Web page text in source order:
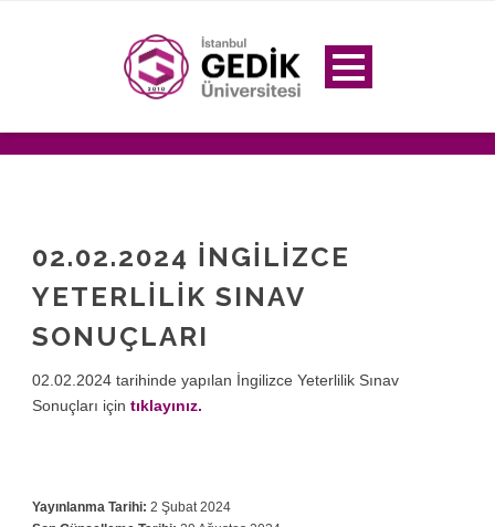
02.02.2024 İNGİLİZCE
YETERLİLİK SINAV
SONUÇLARI
02.02.2024 tarihinde yapılan İngilizce Yeterlilik Sınav
Sonuçları için tıklayınız.
Yayınlanma Tarihi: 2 Şubat 2024